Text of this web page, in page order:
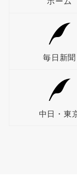
毎日新聞
中日・東